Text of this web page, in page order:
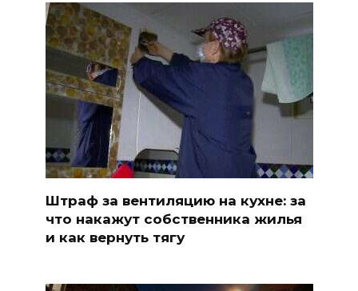
Штраф за вентиляцию на кухне: за
что накажут собственника жилья
и как вернуть тягу